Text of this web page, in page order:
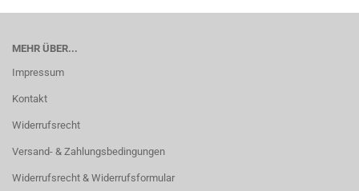
MEHR ÜBER...
Impressum
Kontakt
Widerrufsrecht
Versand- & Zahlungsbedingungen
Widerrufsrecht & Widerrufsformular